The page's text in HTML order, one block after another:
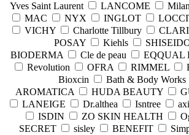
Yves Saint Laurent
LANCOME
MAC
NYX INGLOT
VICHY
Charlotte Tillbury
POSAY
Kiehls
BIODERMA
Cle de peau EQQUAL
Revolution
OFRA RIMMEL
Bioxcin
Bath & Body Works
AROMATICA
HUDA BEAUTY
LANEIGE
Dr.althea Isntree
ISDIN
ZO SKIN HEALTH
SECRET
sisley BENEFIT